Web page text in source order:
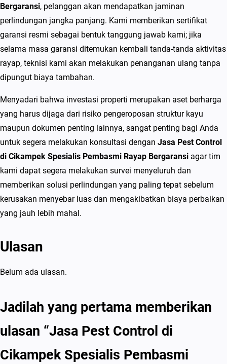
a
p
B
e
r
g
n
Bergaransi, pelanggan akan mendapatkan jaminan
perlindungan jangka panjang. Kami memberikan sertifikat
garansi resmi sebagai bentuk tanggung jawab kami; jika
selama masa garansi ditemukan kembali tanda-tanda aktivitas
rayap, teknisi kami akan melakukan penanganan ulang tanpa
dipungut biaya tambahan.
Menyadari bahwa investasi properti merupakan aset berharga
yang harus dijaga dari risiko pengeroposan struktur kayu
maupun dokumen penting lainnya, sangat penting bagi Anda
untuk segera melakukan konsultasi dengan Jasa Pest Control
di Cikampek Spesialis Pembasmi Rayap Bergaransi agar tim
kami dapat segera melakukan survei menyeluruh dan
memberikan solusi perlindungan yang paling tepat sebelum
kerusakan menyebar luas dan mengakibatkan biaya perbaikan
yang jauh lebih mahal.
Ulasan
Belum ada ulasan.
Jadilah yang pertama memberikan
ulasan “Jasa Pest Control di
Cikampek Spesialis Pembasmi